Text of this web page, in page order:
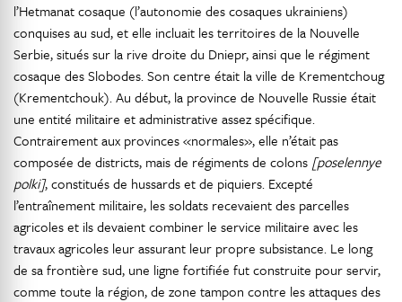
l’Hetmanat cosaque (l’autonomie des cosaques ukrainiens)
conquises au sud, et elle incluait les territoires de la Nouvelle
Serbie, situés sur la rive droite du Dniepr, ainsi que le régiment
cosaque des Slobodes. Son centre était la ville de Krementchoug
(Krementchouk). Au début, la province de Nouvelle Russie était
une entité militaire et administrative assez spécifique.
Contrairement aux provinces «normales», elle n’était pas
composée de districts, mais de régiments de colons [poselennye
polki], constitués de hussards et de piquiers. Excepté
l’entraînement militaire, les soldats recevaient des parcelles
agricoles et ils devaient combiner le service militaire avec les
travaux agricoles leur assurant leur propre subsistance. Le long
de sa frontière sud, une ligne fortifiée fut construite pour servir,
comme toute la région, de zone tampon contre les attaques des